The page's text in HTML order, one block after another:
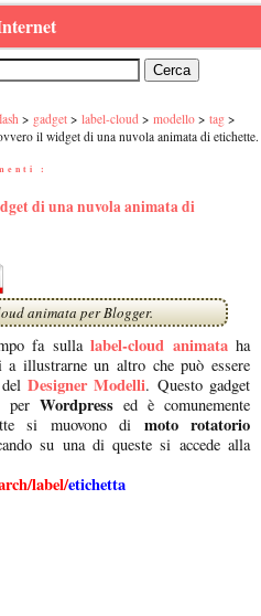
gadget label-cloud modello
tag
il widget di una nuvola animata di etichette.
:
di una nuvola animata di
animata per Blogger.
fa sullalabel-cloud animataha
illustrarne un altro che può essere
Designer Modelli. Questo gadget
per Wordpressed è comunemente
si muovono di moto rotatorio
su una di queste si accede alla
label/etichetta